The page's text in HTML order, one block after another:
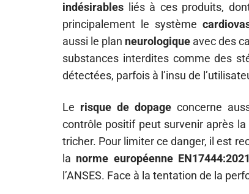
indésirables liés à ces produits,
principalement le système
aussi le plan neurologique avec des
substances interdites comme des
détectées, parfois à l’insu de
Le risque de dopageconcerne
contrôle positif peut survenir après
tricher. Pour limiter ce danger, il est
la norme européenne EN17444:2021
l’ANSES. Face à la tentation de la